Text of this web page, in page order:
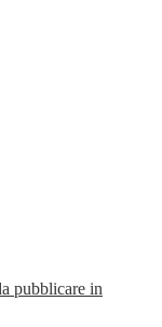
pubblicare in